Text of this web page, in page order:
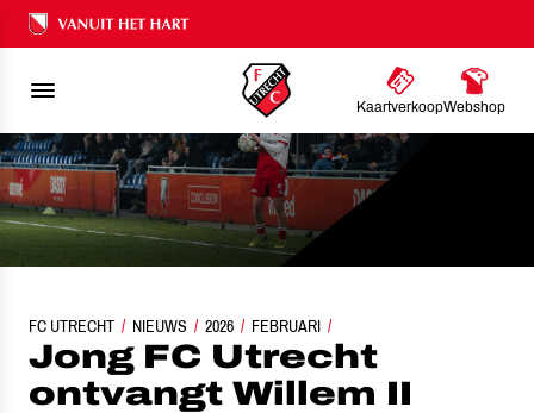
Ons nalatenschap
KaartverkoopWebshop
FC UTRECHT NIEUWS 2026 FEBRUARI
JONG FC UTRECHT ONTVANGT WILLEM II IN STADION
Jong FC Utrecht
ontvangt Willem II